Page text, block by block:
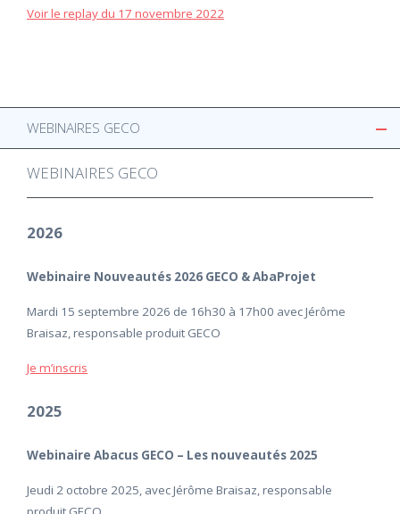
Voir le replay du 17 novembre 2022
WEBINAIRES GECO
WEBINAIRES GECO
2026
Webinaire Nouveautés 2026 GECO & AbaProjet
Mardi 15 septembre 2026 de 16h30 à 17h00 avec Jérôme
Braisaz, responsable produit GECO
Je m’inscris
2025
Webinaire Abacus GECO – Les nouveautés 2025
Jeudi 2 octobre 2025, avec Jérôme Braisaz, responsable